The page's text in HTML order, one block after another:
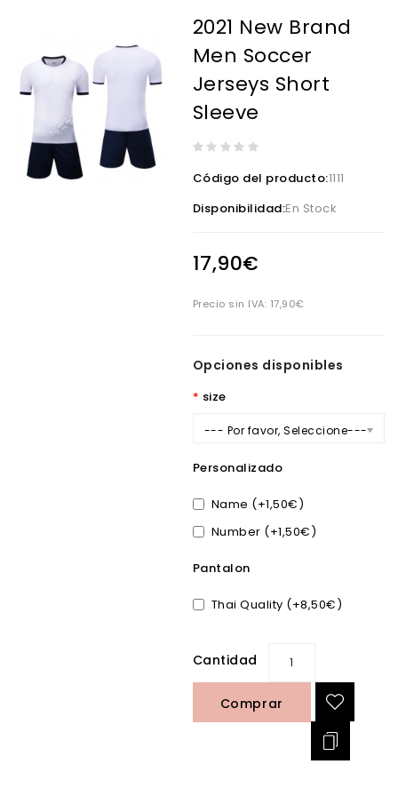
2021 New Brand
Men Soccer
Jerseys Short
Sleeve
Código del producto:1111
Disponibilidad:En Stock
17,90€
Precio sin IVA: 17,90€
Opciones disponibles
size
--- Por favor, Seleccione---
Personalizado
Name (+1,50€)
Number (+1,50€)
Pantalon
Thai Quality (+8,50€)
Cantidad
Comprar